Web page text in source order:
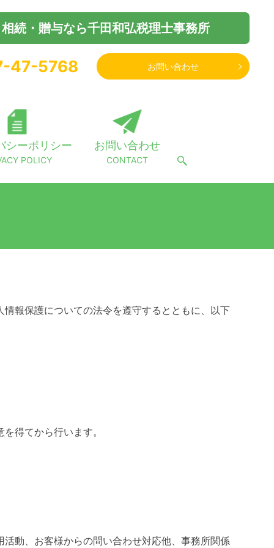
続・贈与なら千田和弘税理士事務所
47-5768 お問い合わせ
シーポリシー
POLICY
お問い合わせ
CONTACT
報保護についての法令を遵守するとともに、以下
得てから行います。
動、お客様からの問い合わせ対応他、事務所関係